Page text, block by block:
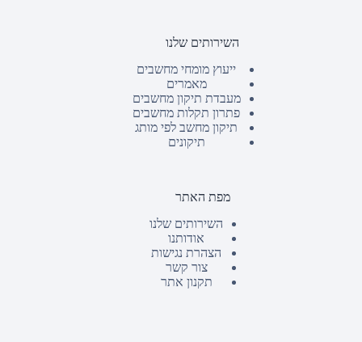
השירותים שלנו
ייעוץ מומחי מחשבים
מאמרים
מעבדת תיקון מחשבים
פתרון תקלות מחשבים
תיקון מחשב לפי מותג
תיקונים
מפת האתר
השירותים שלנו
אודותנו
הצהרת נגישות
צור קשר
תקנון אתר